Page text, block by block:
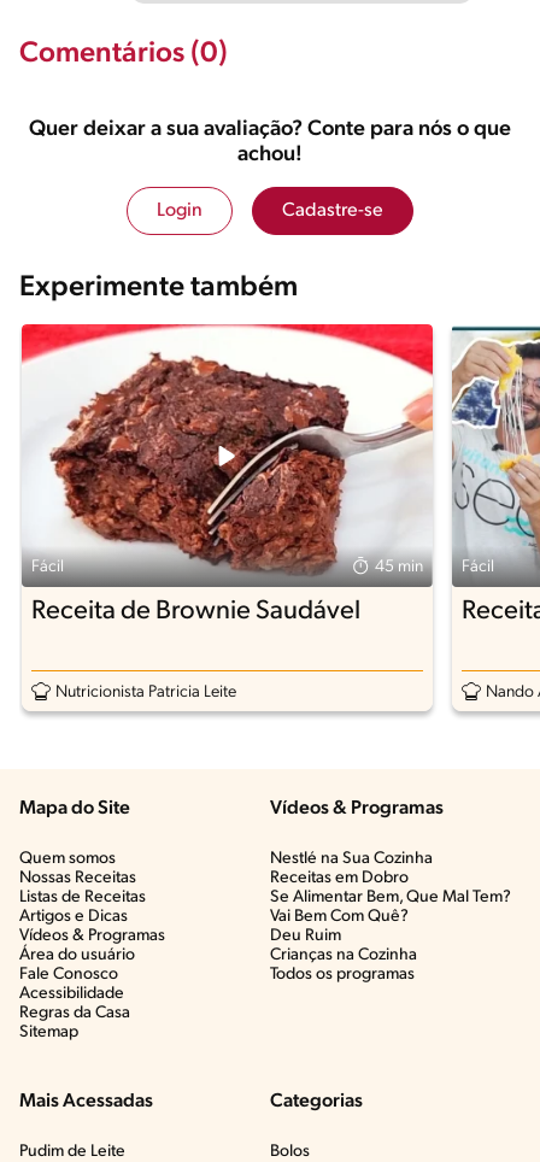
Comentários (0)
Quer deixar a sua avaliação? Conte para nós o que
achou!
Login Cadastre-se
Experimente também
Fácil 45 min
Receita de Brownie Saudável
Nutricionista Patricia Leite
Fácil
Nando
Mapa do Site
Quem somos
Nossas Receitas
Listas de Receitas​
Artigos e Dicas​
Vídeos & Programas​
Área do usuário
Fale Conosco
Acessibilidade
Regras da Casa
Sitemap
Vídeos & Programas​
Nestlé na Sua Cozinha
Receitas em Dobro
Se Alimentar Bem, Que Mal Tem?​
Vai Bem Com Quê?​
Deu Ruim​
Crianças na Cozinha​
Todos os programas
Mais Acessadas
Pudim de Leite
Categorias
Bolos